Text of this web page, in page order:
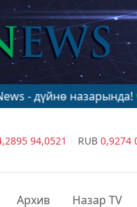
94,0521 RUB 0,9274
Архив Назар TV